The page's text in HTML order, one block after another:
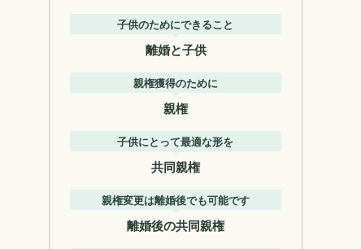
子供のためにできること
離婚と子供
親権獲得のために
親権
子供にとって最適な形を
共同親権
親権変更は離婚後でも可能です
離婚後の共同親権